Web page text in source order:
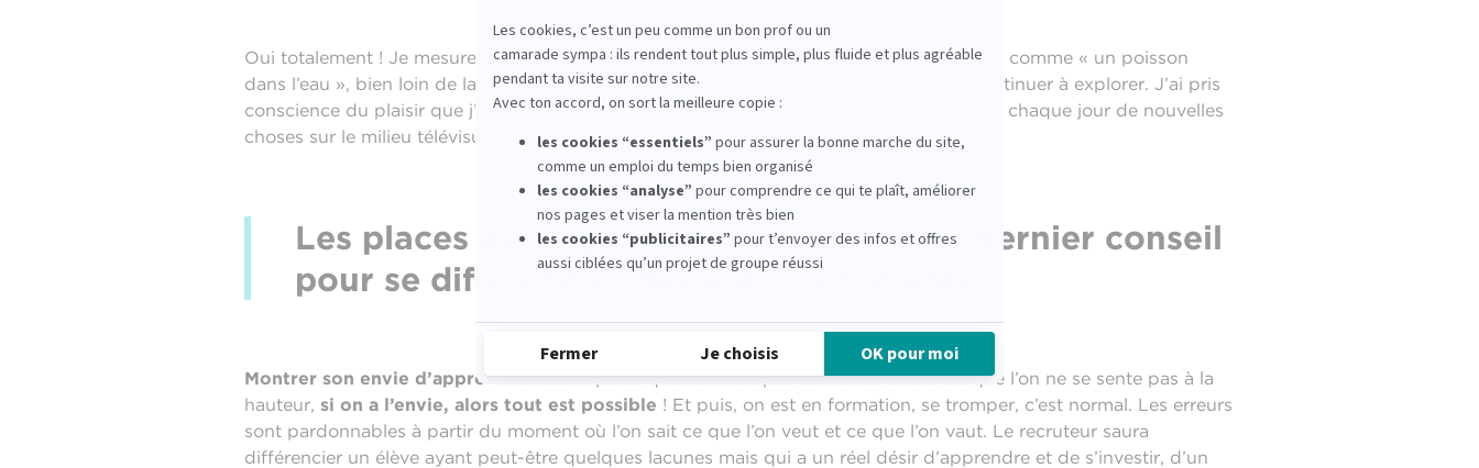
Oui totalement ! Je mesure la chance d’avoir découvert un milieu dans lequel je me sens comme « un poisson
dans l’eau », bien loin de la superficialité à laquelle je m’attendais, et que je souhaite continuer à explorer. J’ai pris
conscience du plaisir que j’avais à me lever chaque matin pour aller travailler, apprendre chaque jour de nouvelles
choses sur le milieu télévisuel, qui me passionne
Les places de stages sont « chères », un dernier conseil
pour se différencier des autres étudiants ?
Montrer son envie d’apprendre !Qu’importe que l’on n’ait pas confiance en soi ou que l’on ne se sente pas à la
hauteur, si on a l’envie, alors tout est possible ! Et puis, on est en formation, se tromper, c’est normal. Les erreurs
sont pardonnables à partir du moment où l’on sait ce que l’on veut et ce que l’on vaut. Le recruteur saura
différencier un élève ayant peut-être quelques lacunes mais qui a un réel désir d’apprendre et de s’investir, d’un